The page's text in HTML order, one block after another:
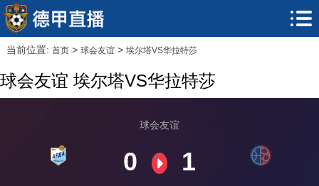
当前位置: 首页> 球会友谊> 埃尔塔VS华拉特莎
球会友谊 埃尔塔VS华拉特莎
球会友谊
0 1